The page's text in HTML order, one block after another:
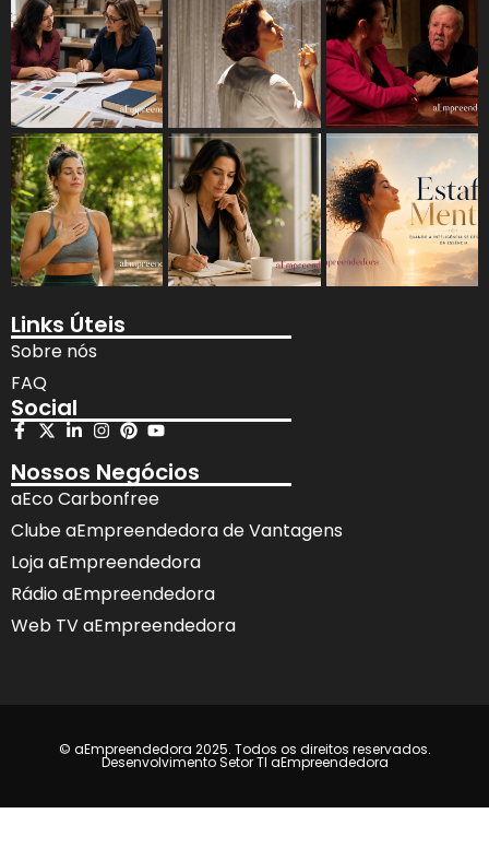
Links Úteis
Sobre nós
FAQ
Social
Nossos Negócios
aEco Carbonfree
Clube aEmpreendedora de Vantagens
Loja aEmpreendedora
Rádio aEmpreendedora
Web TV aEmpreendedora
© aEmpreendedora 2025. Todos os direitos reservados.
Desenvolvimento Setor TI aEmpreendedora